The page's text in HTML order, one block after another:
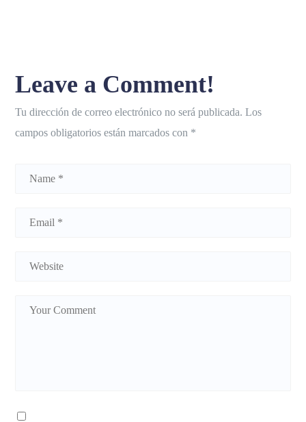
Leave a Comment!
Tu dirección de correo electrónico no será publicada. Los
campos obligatorios están marcados con *